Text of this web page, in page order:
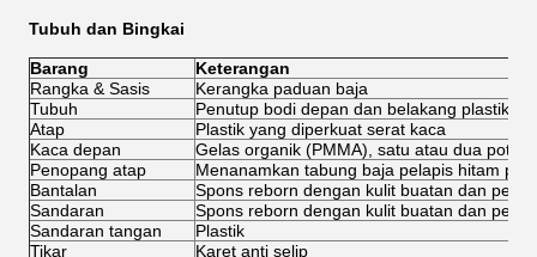
Tubuh dan Bingkai
Barang
Keterangan
Rangka & Sasis
Kerangka paduan baja
Tubuh
Penutup bodi depan dan belakang plastik
Atap
Plastik yang diperkuat serat kaca
Kaca depan
Gelas organik (PMMA), satu atau dua
Penopang atap
Menanamkan tabung baja pelapis hitam
Bantalan
Spons reborn dengan kulit buatan dan
Sandaran
Spons reborn dengan kulit buatan dan
Sandaran tangan
Plastik
Tikar
Karet anti selip